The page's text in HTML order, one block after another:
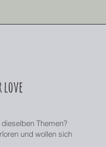
love
Themen?
und wollen sich